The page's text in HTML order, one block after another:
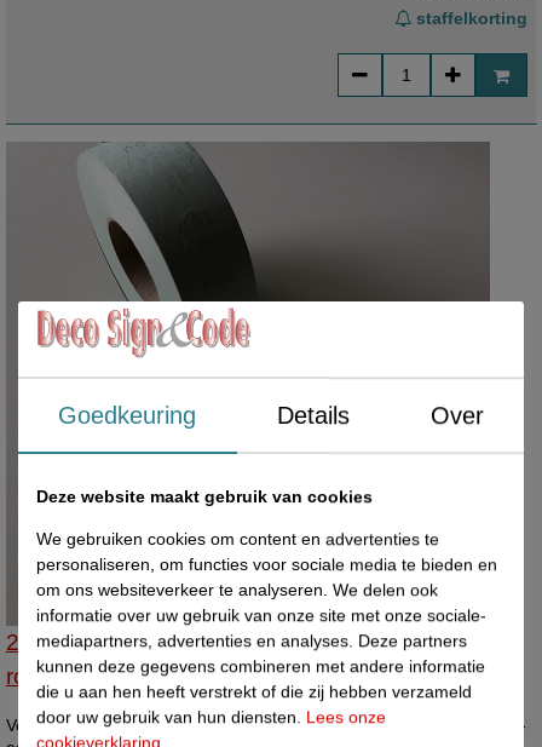
staffelkorting
27480107 - Volgnummerrol groen 2000 stuks per
rol
Volgnummerrol groen 2000 stuks per rol, nummering loopt van 001-
Goedkeuring Details Over
Deze website maakt gebruik van cookies
We gebruiken cookies om content en advertenties te
personaliseren, om functies voor sociale media te bieden en
om ons websiteverkeer te analyseren. We delen ook
informatie over uw gebruik van onze site met onze sociale-
mediapartners, advertenties en analyses. Deze partners
kunnen deze gegevens combineren met andere informatie
die u aan hen heeft verstrekt of die zij hebben verzameld
door uw gebruik van hun diensten. Lees onze
cookieverklaring